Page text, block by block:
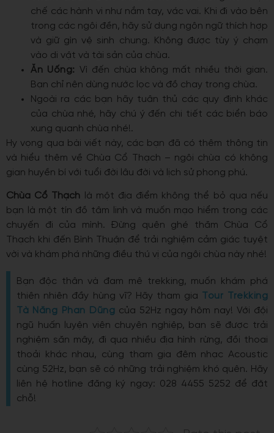
chế các hành vi như nắm tay, vác vai. Khi đi vào bên
trong các ngôi đền, hãy sử dụng ngôn ngữ thích hợp
và giữ gìn vệ sinh chung. Không được tùy ý chạm
vào di vật và tài sản của chùa.
Ăn Uống: Vì đến chùa không mất nhiều thời gian.
Bạn chỉ nên dùng nước lọc và đồ chay trong chùa.
Ngoài ra các bạn hãy tuân thủ các quy định khác
của chùa nhé, hãy chú ý đến chi tiết các biển báo
xung quanh chùa nhé!.
Hy vọng qua bài viết này, các bạn đã có thêm thông tin
và hiểu thêm về Chùa Cổ Thạch – ngôi chùa có không
gian huyền bí với tuổi đời lâu đời và lịch sử phong phú.
Chùa Cổ Thạch là một địa điểm không thể bỏ qua nếu
bạn là một tín đồ tâm linh và muốn mạo hiểm trong các
chuyến đi của mình. Đừng quên ghé thăm Chùa Cổ
Thạch khi đến Bình Thuận để trải nghiệm cảm giác tuyệt
vời và khám phá những điều thú vị của ngôi chùa này nhé!
Bạn độc thân và đam mê trekking, muốn khám phá
thiên nhiên đầy hùng vĩ? Hãy tham gia Tour Trekking
Tà Năng Phan Dũng của 52Hz ngay hôm nay! Với đội
ngũ huấn luyện viên chuyên nghiệp, bạn sẽ được trải
nghiệm săn mây, đi qua nhiều địa hình rừng, đồi thoai
thoải khác nhau, cùng tham gia đêm nhạc Acoustic
cùng 52Hz, bạn sẽ có những trải nghiệm khó quên. Hãy
liên hệ hotline đăng ký ngay: 028 4455 5252 để đặt
chỗ!